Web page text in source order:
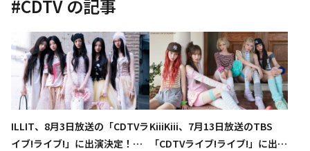
#CDTV の記事
ILLIT、8月3日放送の「CDTVラ
イブ!ライブ!」に出演決定！大
KiiiKiii、7月13日放送のTBS
「CDTVライブ!ライブ!」に出演